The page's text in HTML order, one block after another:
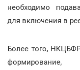
необходимо
для включения в
Более того,